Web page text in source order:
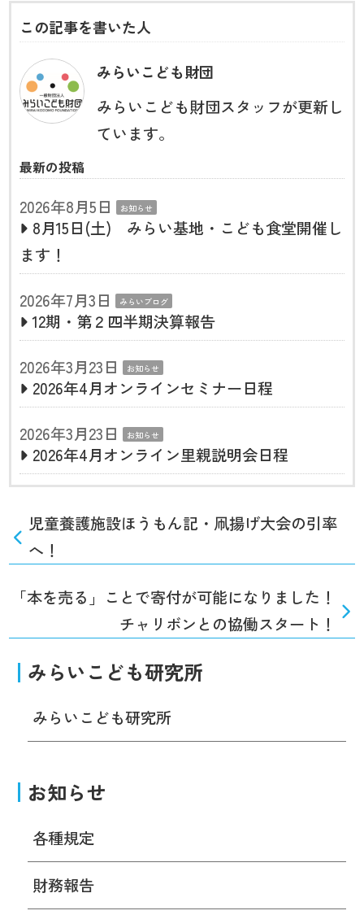
この記事を書いた人
みらいこども財団
みらいこども財団スタッフが更新し
ています。
最新の投稿
2026年8月5日 お知らせ
8月15日(土) みらい基地・こども食堂開催し
ます！
2026年7月3日
みらいブログ
12期・第２四半期決算報告
2026年3月23日
お知らせ
2026年4月オンラインセミナー日程
2026年3月23日
お知らせ
2026年4月オンライン里親説明会日程
児童養護施設ほうもん記・凧揚げ大会の引率
へ！
「本を売る」ことで寄付が可能になりました！
チャリボンとの協働スタート！
みらいこども研究所
みらいこども研究所
お知らせ
各種規定
財務報告